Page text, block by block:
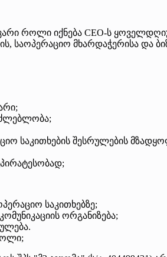
როლი იქნება CEO-ს
საოპერაციო მხარდაჭერისა და
საკითხების შესრულების
საკითხებზე;
ორგანიზება;